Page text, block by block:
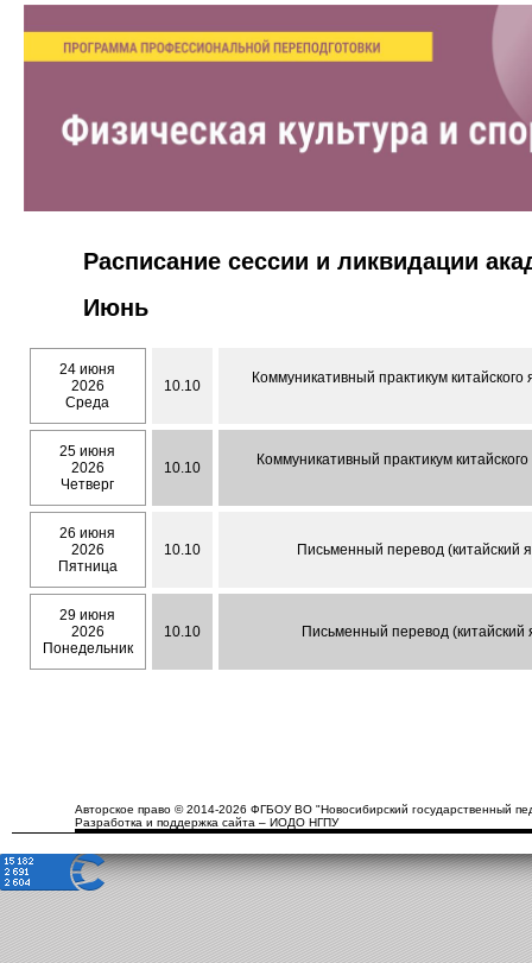
Расписание сессии и ликвидации
Июнь
24 июня
2026
Среда
10.10 Коммуникативный практикум
25 июня
2026
Четверг
10.10 Коммуникативный практикум
26 июня
2026
Пятница
10.10 Письменный перевод (китайский
29 июня
2026
Понедельник
10.10 Письменный перевод (китайский
Авторское право © 2014-2026 ФГБОУ ВО "Новосибирский государственный
Разработка и поддержка сайта – ИОДО НГПУ